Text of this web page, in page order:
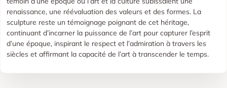
renaissance, une réévaluation des valeurs et des formes. La
sculpture reste un témoignage poignant de cet héritage,
continuant d’incarner la puissance de l’art pour capturer l’esprit
d’une époque, inspirant le respect et l’admiration à travers les
siècles et affirmant la capacité de l’art à transcender le temps.